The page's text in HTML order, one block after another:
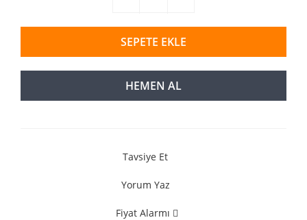
SEPETE EKLE
HEMEN AL
Tavsiye Et
Yorum Yaz
Fiyat Alarmı